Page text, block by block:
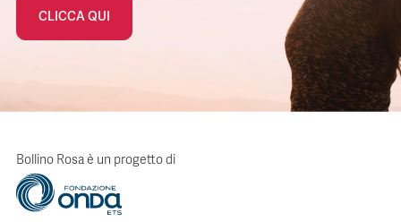
CLICCA QUI
Bollino Rosa è un progetto di